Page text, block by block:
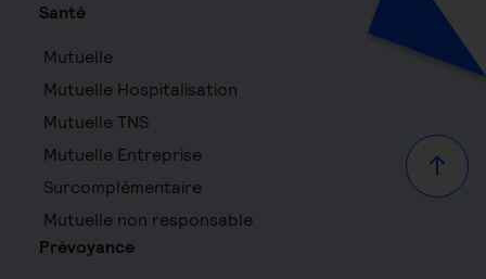
Haut
Santé
Mutuelle
Mutuelle Hospitalisation
Mutuelle TNS
Mutuelle Entreprise
Surcomplémentaire
Mutuelle non responsable
Prévoyance